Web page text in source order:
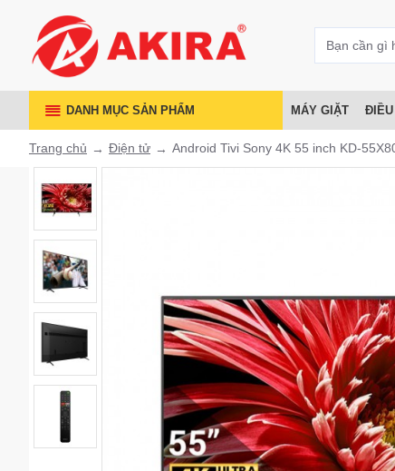
DANH MỤC SẢN PHẨM MÁY GIẶT ĐIỀU
Trang chủ Điện tử Android Tivi Sony 4K 55 inch KD-